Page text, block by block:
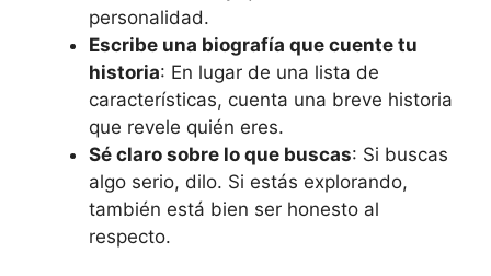
personalidad.
Escribe una biografía que cuente tu
historia: En lugar de una lista de
características, cuenta una breve historia
que revele quién eres.
Sé claro sobre lo que buscas: Si buscas
algo serio, dilo. Si estás explorando,
también está bien ser honesto al
respecto.